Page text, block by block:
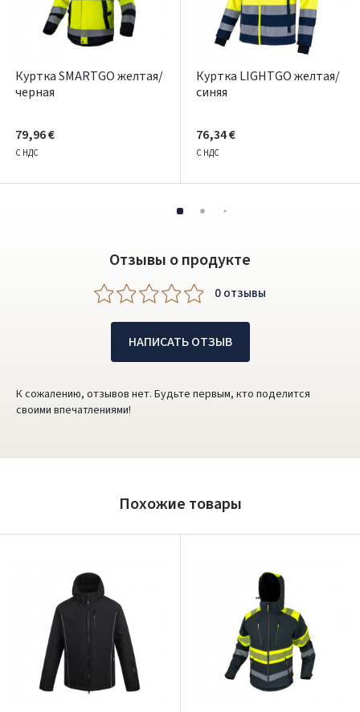
Куртка SMARTGO желтая/
черная
79,96 €
С НДС
Куртка LIGHTGO желтая/
синяя
76,34 €
С НДС
Отзывы о продукте
0 oтзывы
НАПИСАТЬ ОТЗЫВ
К сожалению, отзывов нет. Будьте первым, кто поделится
своими впечатлениями!
Похожие товары